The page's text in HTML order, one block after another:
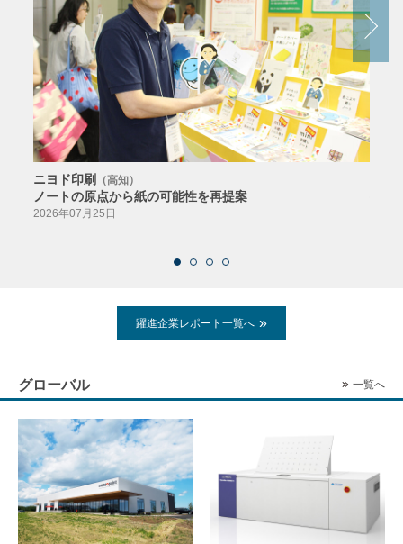
ニヨド印刷 （高知）
ノートの原点から紙の可能性を再提案
2026年07月25日
躍進企業レポート一覧へ
グローバル 一覧へ